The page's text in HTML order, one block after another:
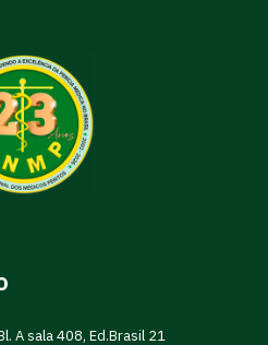
A sala 408, Ed.Brasil 21